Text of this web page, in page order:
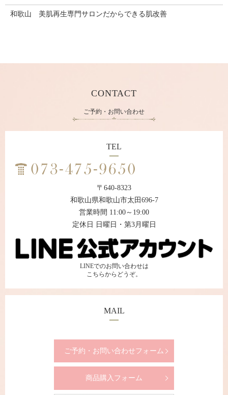
和歌山 美肌再生専門サロンだからできる肌改善
CONTACT
ご予約・お問い合わせ
TEL
〒640-8323
和歌山県和歌山市太田696-7
営業時間 11:00～19:00
定休日 日曜日・第3月曜日
LINEでのお問い合わせは
こちらからどうぞ。
MAIL
ご予約・お問い合わせフォーム
商品購入フォーム